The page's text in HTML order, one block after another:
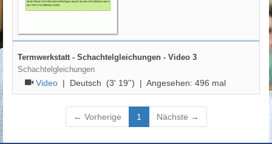
Termwerkstatt - Schachtelgleichungen - Video 3
Schachtelgleichungen
Video| Deutsch (3' 19'') | Angesehen: 496 mal
← Vorherige 1 (current)
Nächste →